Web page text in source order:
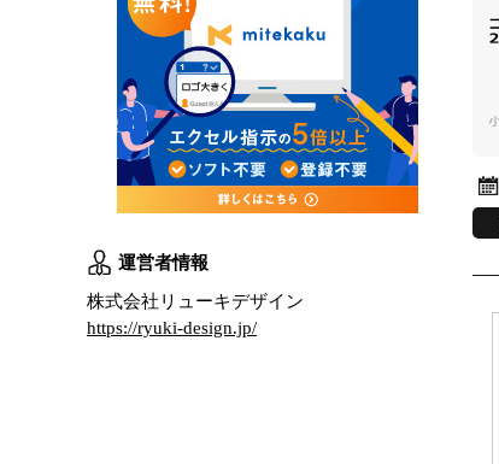
運営者情報
株式会社リューキデザイン
https://ryuki-design.jp/